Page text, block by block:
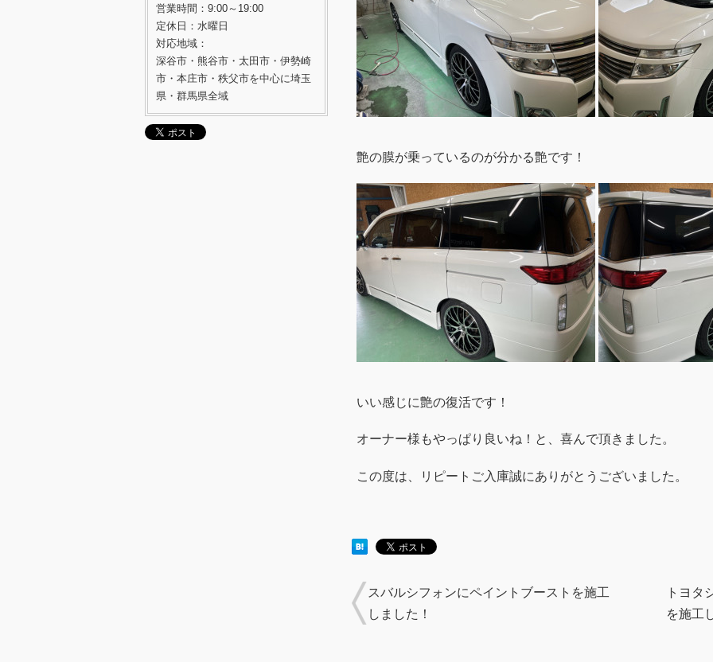
営業時間：9:00～19:00
定休日：水曜日
対応地域：
深谷市・熊谷市・太田市・伊勢崎
市・本庄市・秩父市を中心に埼玉
県・群馬県全域
艶の膜が乗っているのが分かる艶です！
いい感じに艶の復活です！
オーナー様もやっぱり良いね！と、喜んで頂きました。
この度は、リピートご入庫誠にありがとうございました。
スバルシフォンにペイントブーストを施工
しました！
トヨタ
を施工